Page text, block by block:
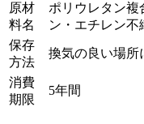
原材
料名
ポリウレタン複
ン・エチレン不
保存
方法
換気の良い場所
消費
期限
5年間